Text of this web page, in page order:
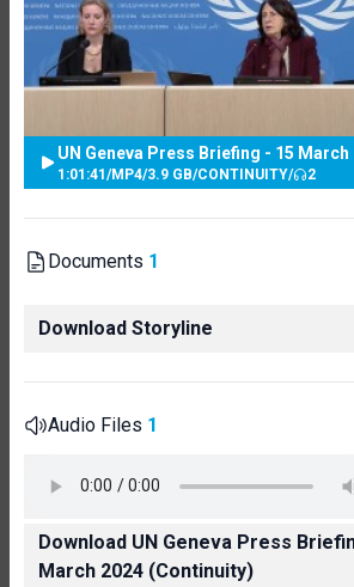
UN Geneva Press Briefing - 15 March
1:01:41 /MP4/3.9 GB/CONTINUITY/ 2
Documents 1
Download Storyline
Audio Files 1
Download UN Geneva Press
March 2024 (Continuity)